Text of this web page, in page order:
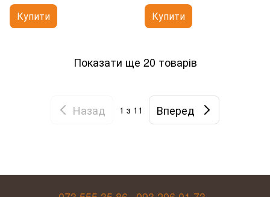
Купити Купити
Показати ще 20 товарів
Назад 1 з 11 Вперед